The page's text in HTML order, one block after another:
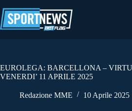
al
contenuto
EUROLEGA: BARCELLONA –
VENERDI’ 11 APRILE 2025
Redazione MME 10 Aprile 2025